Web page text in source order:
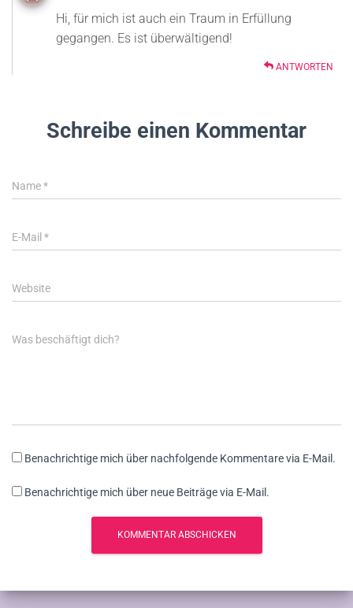
Hi, für mich ist auch ein Traum in Erfüllung
gegangen. Es ist überwältigend!
ANTWORTEN
Schreibe einen Kommentar
Name*
E-Mail *
Website
Was beschäftigt dich?
Benachrichtige mich über nachfolgende Kommentare via E-Mail.
Benachrichtige mich über neue Beiträge via E-Mail.